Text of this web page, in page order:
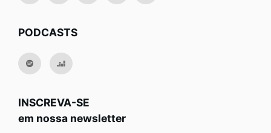
PODCASTS
INSCREVA-SE
em nossa newsletter